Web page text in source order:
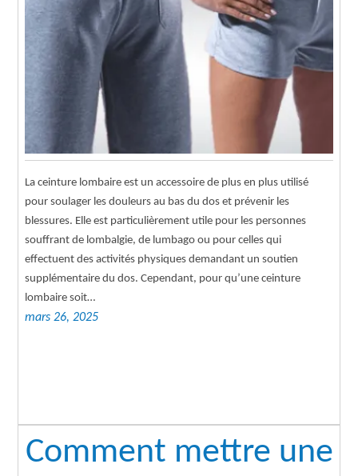
La ceinture lombaire est un accessoire de plus en plus utilisé
pour soulager les douleurs au bas du dos et prévenir les
blessures. Elle est particulièrement utile pour les personnes
souffrant de lombalgie, de lumbago ou pour celles qui
effectuent des activités physiques demandant un soutien
supplémentaire du dos. Cependant, pour qu’une ceinture
lombaire soit…
mars 26, 2025
Comment mettre une